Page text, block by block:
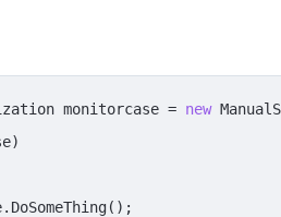
monitorcase = new